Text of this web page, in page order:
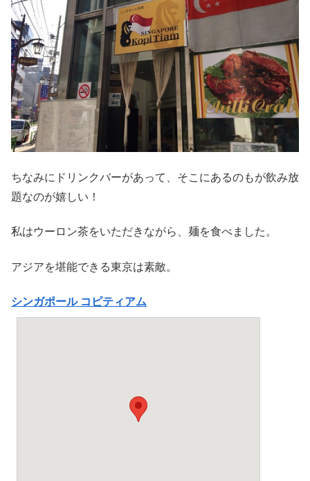
ちなみにドリンクバーがあって、そこにあるのもが飲み放
題なのが嬉しい！
私はウーロン茶をいただきながら、麺を食べました。
アジアを堪能できる東京は素敵。
シンガポール コピティアム